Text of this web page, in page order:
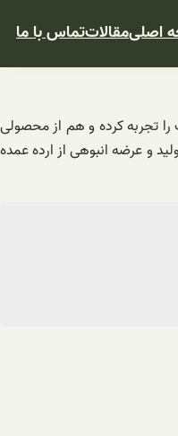
اصلیمقالاتتماس با ما
تجربه کرده و هم از محصولی
و عرضه انبوهی از ارده عمده